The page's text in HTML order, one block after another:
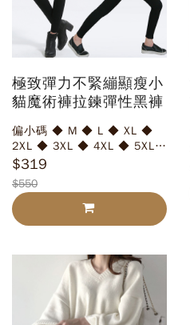
極致彈力不緊繃顯瘦小
貓魔術褲拉鍊彈性黑褲
偏小碼 ◆ M ◆ L ◆ XL ◆
2XL ◆ 3XL ◆ 4XL ◆ 5XL
◆ 6XL
$319
$550